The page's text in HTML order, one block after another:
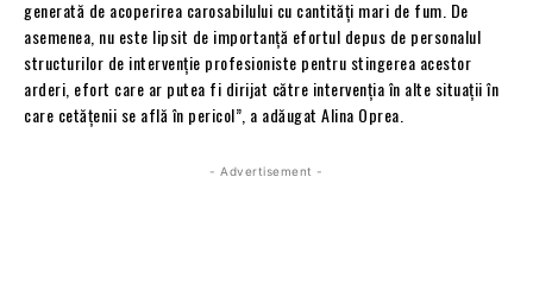
generată de acoperirea carosabilului cu cantităţi mari de fum. De
asemenea, nu este lipsit de importanță efortul depus de personalul
structurilor de intervenție profesioniste pentru stingerea acestor
arderi, efort care ar putea fi dirijat către intervenția în alte situații în
care cetățenii se află în pericol”, a adăugat Alina Oprea.
- Advertisement -